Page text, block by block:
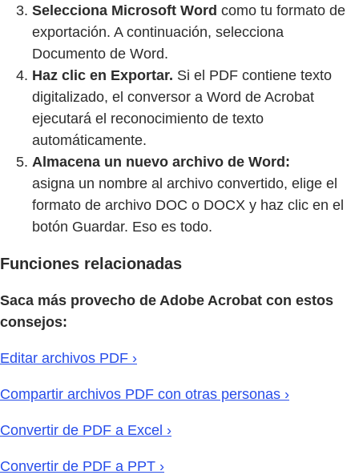
Selecciona Microsoft Word como tu formato de
exportación. A continuación, selecciona
Documento de Word.
Haz clic en Exportar. Si el PDF contiene texto
digitalizado, el conversor a Word de Acrobat
ejecutará el reconocimiento de texto
automáticamente.
Almacena un nuevo archivo de Word:
asigna un nombre al archivo convertido, elige el
formato de archivo DOC o DOCX y haz clic en el
botón Guardar. Eso es todo.
Funciones relacionadas
Saca más provecho de Adobe Acrobat con estos
consejos:
Editar archivos PDF ›
Compartir archivos PDF con otras personas ›
Convertir de PDF a Excel ›
Convertir de PDF a PPT ›